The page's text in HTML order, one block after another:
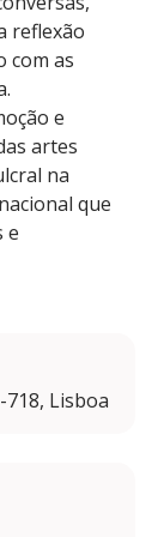
reflexão
com as
e
artes
na
que
e
Lisboa